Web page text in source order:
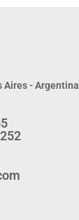
Aires - Argentina